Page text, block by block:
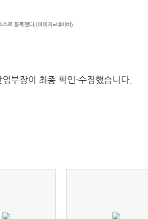
스로 등록했다.(이미지=네이버)
부장이 최종 확인·수정했습니다.